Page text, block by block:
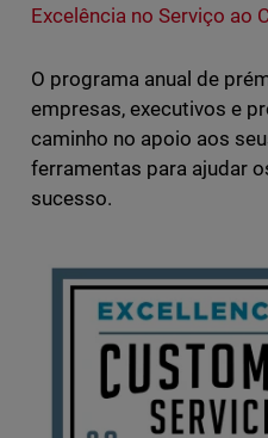
Excelência no Serviço ao
O programa anual de
empresas, executivos e
caminho no apoio aos
ferramentas para ajudar
sucesso.